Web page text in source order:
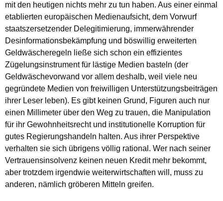
mit den heutigen nichts mehr zu tun haben. Aus einer einmal
etablierten europäischen Medienaufsicht, dem Vorwurf
staatszersetzender Delegitimierung, immerwährender
Desinformationsbekämpfung und böswillig erweiterten
Geldwäscheregeln ließe sich schon ein effizientes
Zügelungsinstrument für lästige Medien basteln (der
Geldwäschevorwand vor allem deshalb, weil viele neu
gegründete Medien von freiwilligen Unterstützungsbeiträgen
ihrer Leser leben). Es gibt keinen Grund, Figuren auch nur
einen Millimeter über den Weg zu trauen, die Manipulation
für ihr Gewohnheitsrecht und institutionelle Korruption für
gutes Regierungshandeln halten. Aus ihrer Perspektive
verhalten sie sich übrigens völlig rational. Wer nach seiner
Vertrauensinsolvenz keinen neuen Kredit mehr bekommt,
aber trotzdem irgendwie weiterwirtschaften will, muss zu
anderen, nämlich gröberen Mitteln greifen.